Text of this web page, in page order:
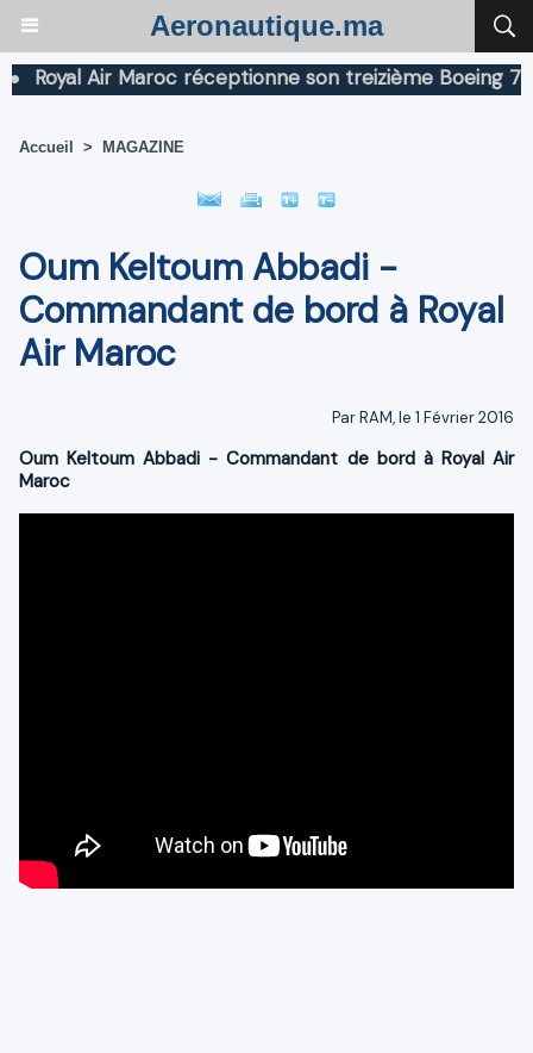
Aeronautique.ma
Air Maroc réceptionne son treizième Boeing 787
Accueil > MAGAZINE
Oum Keltoum Abbadi -
Commandant de bord à Royal
Air Maroc
Par RAM, le 1 Février 2016
Oum Keltoum Abbadi - Commandant de bord à Royal Air
Maroc